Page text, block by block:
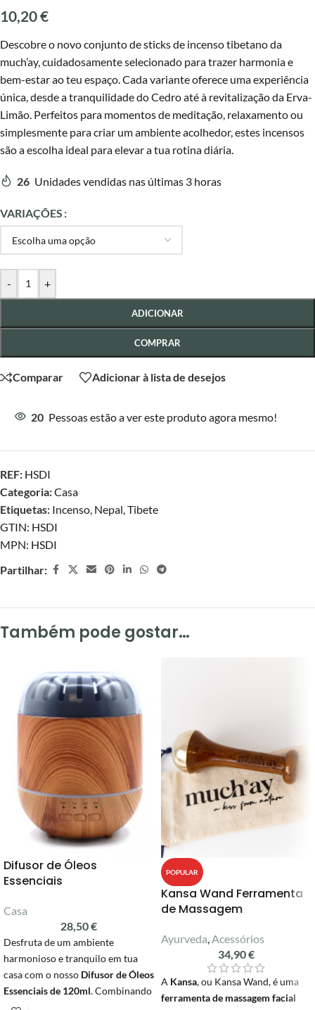
10,20€
Descobre o novo conjunto de sticks de incenso tibetano da
much’ay, cuidadosamente selecionado para trazer harmonia e
bem-estar ao teu espaço. Cada variante oferece uma experiência
única, desde a tranquilidade do Cedro até à revitalização da Erva-
Limão. Perfeitos para momentos de meditação, relaxamento ou
simplesmente para criar um ambiente acolhedor, estes incensos
são a escolha ideal para elevar a tua rotina diária.
26 Unidades vendidas nas últimas 3 horas
VARIAÇÕES
- +
ADICIONAR
COMPRAR
Comparar Adicionar à lista de desejos
20 Pessoas estão a ver este produto agora mesmo!
REF: HSDI
Categoria:Casa
Etiquetas: Incenso, Nepal,Tibete
GTIN: HSDI
MPN: HSDI
Partilhar:
Também pode gostar…
Difusor de Óleos
Essenciais
Casa
28,50€
Desfruta de um ambiente
harmonioso e tranquilo em tua
casa com o nosso Difusor de Óleos
Essenciais de 120ml. Combinando
elegância e funcionalidade, este
POPULAR
Kansa Wand Ferramenta
de Massagem
Ayurveda,Acessórios
34,90€
A Kansa, ou Kansa Wand, é uma
ferramenta de massagem facial